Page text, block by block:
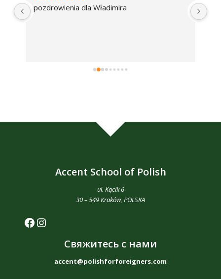
pozdrowienia dla Władimira
Accent School of Polish
ul. Kącik 6
30 – 549 Kraków, POLSKA
https://www.facebook.com/
https://www.instagram.com/
Свяжитесь с нами
accent@polishforforeigners.com